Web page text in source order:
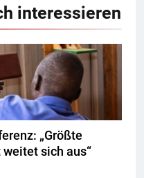
interessieren
„Größte
sich aus“